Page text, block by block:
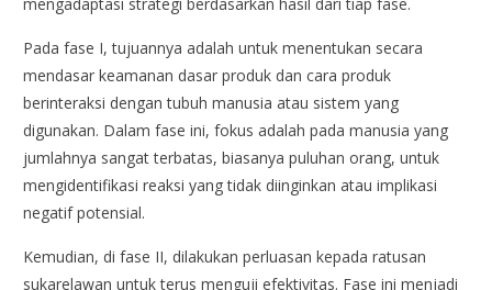
Pada fase I, tujuannya adalah untuk menentukan secara
mendasar keamanan dasar produk dan cara produk
berinteraksi dengan tubuh manusia atau sistem yang
digunakan. Dalam fase ini, fokus adalah pada manusia yang
jumlahnya sangat terbatas, biasanya puluhan orang, untuk
mengidentifikasi reaksi yang tidak diinginkan atau implikasi
negatif potensial.
Kemudian, di fase II, dilakukan perluasan kepada ratusan
sukarelawan untuk terus menguji efektivitas. Fase ini menjadi